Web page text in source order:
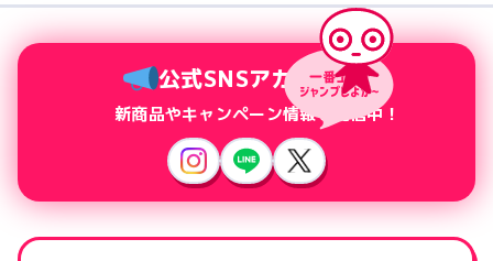
公式SNSアカウント
新商品やキャンペーン情報を配信中！